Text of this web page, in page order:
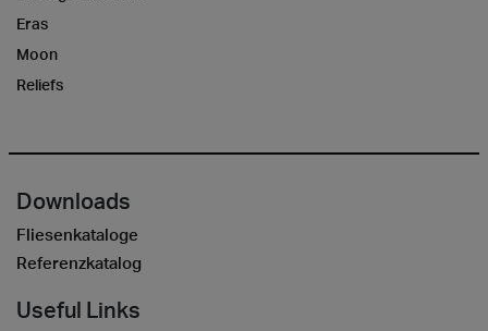
Eras
Moon
Reliefs
Downloads
Fliesenkataloge
Referenzkatalog
Useful Links